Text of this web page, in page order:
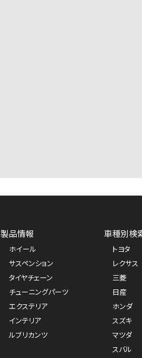
製品情報
ホイール
サスペンション
タイヤチェーン
チューニングパーツ
エクステリア
インテリア
ルブリカンツ
車種別検
トヨタ
レクサス
三菱
日産
ホンダ
スズキ
マツダ
スバル